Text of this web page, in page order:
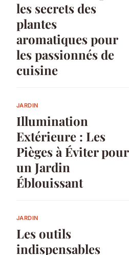
les secrets des
plantes
aromatiques pour
les passionnés de
cuisine
JARDIN
Illumination
Extérieure : Les
Pièges à Éviter pour
un Jardin
Éblouissant
JARDIN
Les outils
indispensables